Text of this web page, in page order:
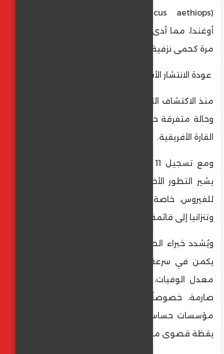
أوغندا، مما أدى إلى التعرف على المرض لأول
مرة كحمى نزفية فيروسية تهدد الحياة.
​ عودة الانتشار الأفريقي والتحديات الجديدة
القارة الأفريقية.
​ومع تسجيل 11 حالة إبلاغ سابقة في أفريقيا،
يشير التطور الأخير إلى تزايد الانتشار الجغرافي
للفيروس، خاصة بعد إضافة غينيا الاستوائية
وتنزانيا إلى قائمة الدول المتأثرة.
​ويُشدد خبراء الصحة العالمية على أن التحدي
يكمن في سرعة اكتشاف الحالات نظراً لارتفاع
معدل الوفيات، وضرورة اتخاذ إجراءات وقائية
صارمة، خصوصاً أن الفيروس قد يدخل إلى
مؤسسات حساسة مثل المدارس، مما يتطلب
يقظة قصوى من السلطات الصحية.